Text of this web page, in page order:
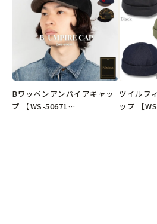
※弊社オリジナル企画デザインの商品で
Bワッペンアンパイアキャッ
プ 【WS-50671…
ツイルフ
ップ 【